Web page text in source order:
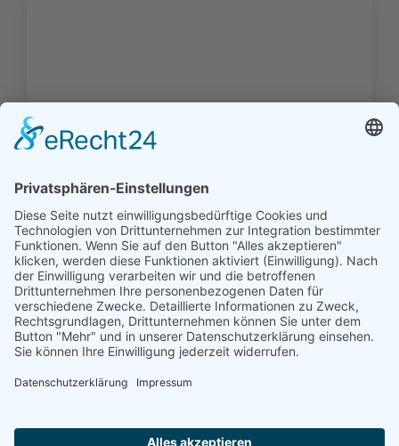
Die Familien der Kirchengemeinde
Bedekaspel (1726 - 1900) - Download -
0,00
15
›